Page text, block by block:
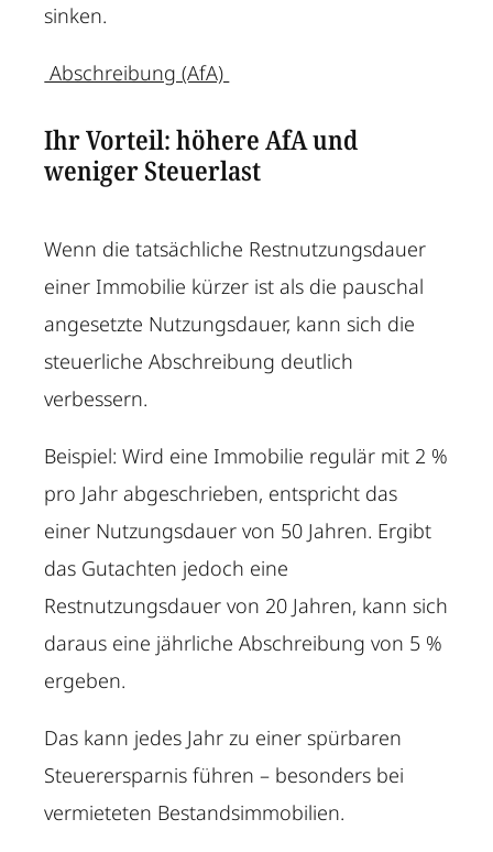
sinken.
Abschreibung (AfA)
Ihr Vorteil: höhere AfA und
weniger Steuerlast
Wenn die tatsächliche Restnutzungsdauer
einer Immobilie kürzer ist als die pauschal
angesetzte Nutzungsdauer, kann sich die
steuerliche Abschreibung deutlich
verbessern.
Beispiel: Wird eine Immobilie regulär mit 2 %
pro Jahr abgeschrieben, entspricht das
einer Nutzungsdauer von 50 Jahren. Ergibt
das Gutachten jedoch eine
Restnutzungsdauer von 20 Jahren, kann sich
daraus eine jährliche Abschreibung von 5 %
ergeben.
Das kann jedes Jahr zu einer spürbaren
Steuerersparnis führen – besonders bei
vermieteten Bestandsimmobilien.